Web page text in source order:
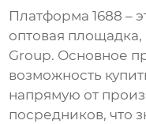
Платформа1688 –
оптовая
Group. Основное
возможность
напрямую от
посредников, что